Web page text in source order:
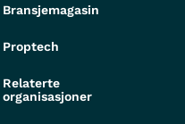
Bransjemagasin
Proptech
Relaterte
organisasjoner